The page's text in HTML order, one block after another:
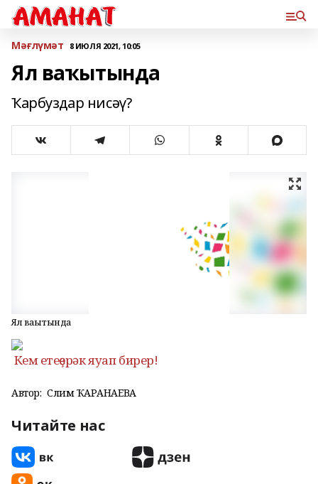
Мәғлүмәт 8 ИЮЛЯ 2021, 10:05
Ял ваҡытында
Ҡарбуздар нисәү?
Ял ваҡытында
Кем етеҙерәк яуап бирер!
Автор: Сәлимә ҠАРАНАЕВА
Читайте нас